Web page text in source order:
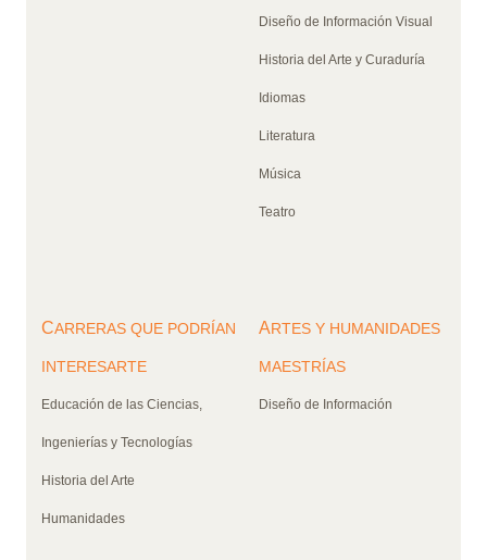
Diseño de Información Visual
Historia del Arte y Curaduría
Idiomas
Literatura
Música
Teatro
CARRERAS QUE PODRÍAN
INTERESARTE
Educación de las Ciencias,
Ingenierías y Tecnologías
Historia del Arte
Humanidades
ARTES Y HUMANIDADES
MAESTRÍAS
Diseño de Información